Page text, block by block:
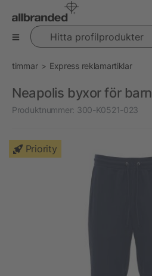
Hitta profilprodukter
timmar Express reklamartiklar
Neapolis byxor för barn
Produktnummer: 300-K0521-023
Priority